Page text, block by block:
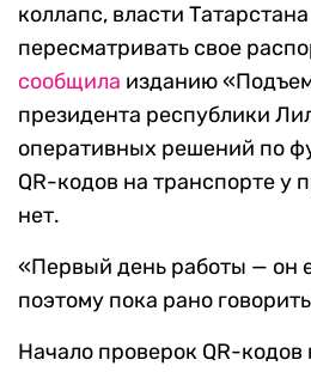
коллапс, власти
пересматривать свое
сообщила изданию
президента республики
оперативных решений по
QR-кодов на транспорте у
нет.
«Первый день работы — он
поэтому пока рано
Начало проверок QR-кодов